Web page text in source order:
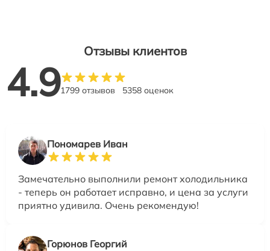
Отзывы клиентов
4.91799 отзывов 5358 оценок
Пономарев Иван
Замечательно выполнили ремонт холодильника
- теперь он работает исправно, и цена за услуги
приятно удивила. Очень рекомендую!
Горюнов Георгий